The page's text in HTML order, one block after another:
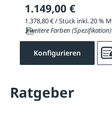
1.149,00 €
3 weitere Farben (Spezifikation)
Konfigurieren
Ratgeber